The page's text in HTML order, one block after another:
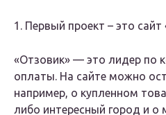
1. Первый проект – это сайт
«Отзовик» — это лидер по
оплаты. На сайте можно
например, о купленном
либо интересный город и о